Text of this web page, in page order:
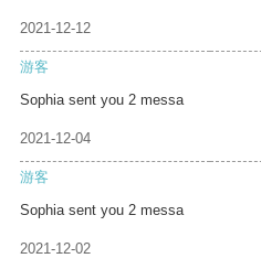
2021-12-12
游客
Sophia sent you 2 messa
2021-12-04
游客
Sophia sent you 2 messa
2021-12-02